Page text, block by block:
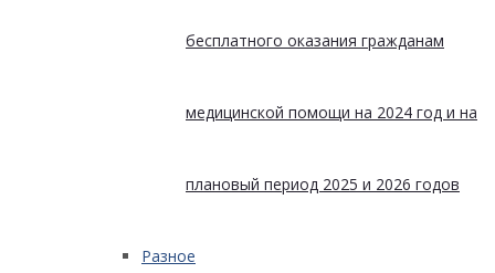
бесплатного оказания гражданам
медицинской помощи на 2024 год и на
плановый период 2025 и 2026 годов
Разное